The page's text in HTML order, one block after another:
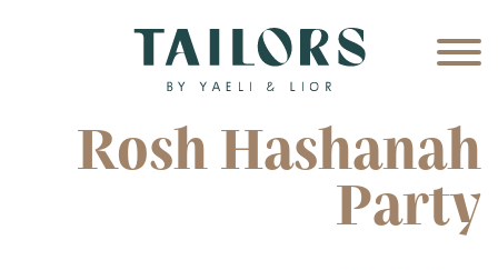
Rosh Hashanah
Party